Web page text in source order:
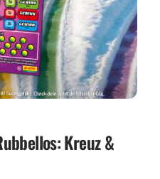
Kreuz &